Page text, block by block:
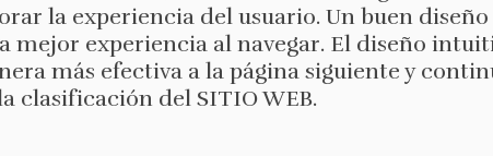
la experiencia del usuario. Un buen
mejor experiencia al navegar. El diseño
más efectiva a la página siguiente y
clasificación del SITIO WEB.